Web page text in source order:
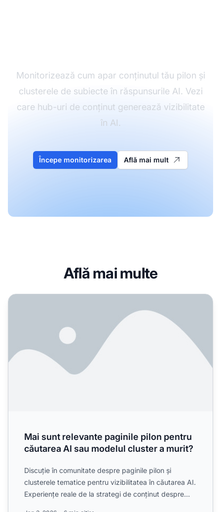
Monitorizează cum apar conținutul tău pilon și
clusterele de subiecte în răspunsurile AI. Vezi
care hub-uri de conținut generează vizibilitate
în AI.
Începe monitorizarea Află mai mult
Află mai multe
Mai sunt relevante paginile pilon pentru căutarea AI sau
Mai sunt relevante paginile pilon pentru
căutarea AI sau modelul cluster a murit?
Discuție în comunitate despre paginile pilon și
clusterele tematice pentru vizibilitatea în căutarea AI.
Experiențe reale de la strategi de conținut despre